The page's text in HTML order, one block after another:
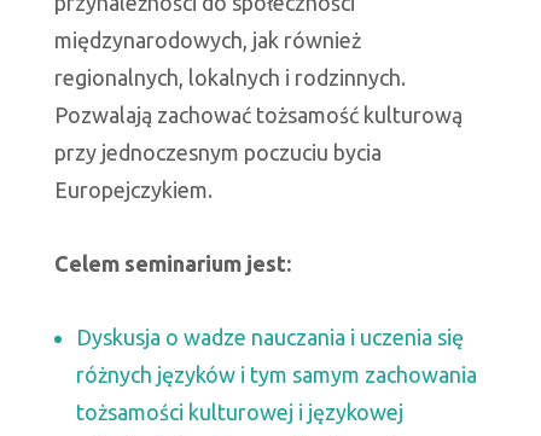
międzynarodowych, jak również
regionalnych, lokalnych i rodzinnych.
Pozwalają zachować tożsamość kulturową
przy jednoczesnym poczuciu bycia
Europejczykiem.
Celem seminarium jest:
Dyskusja o wadze nauczania i uczenia się
różnych języków i tym samym zachowania
tożsamości kulturowej i językowej